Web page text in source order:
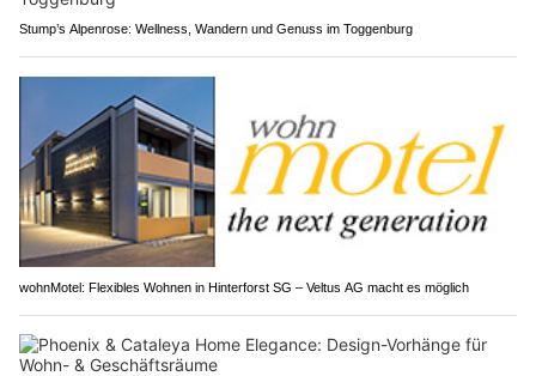
Stump’s Alpenrose: Wellness, Wandern und Genuss im Toggenburg
wohnMotel: Flexibles Wohnen in Hinterforst SG – Veltus AG macht es möglich